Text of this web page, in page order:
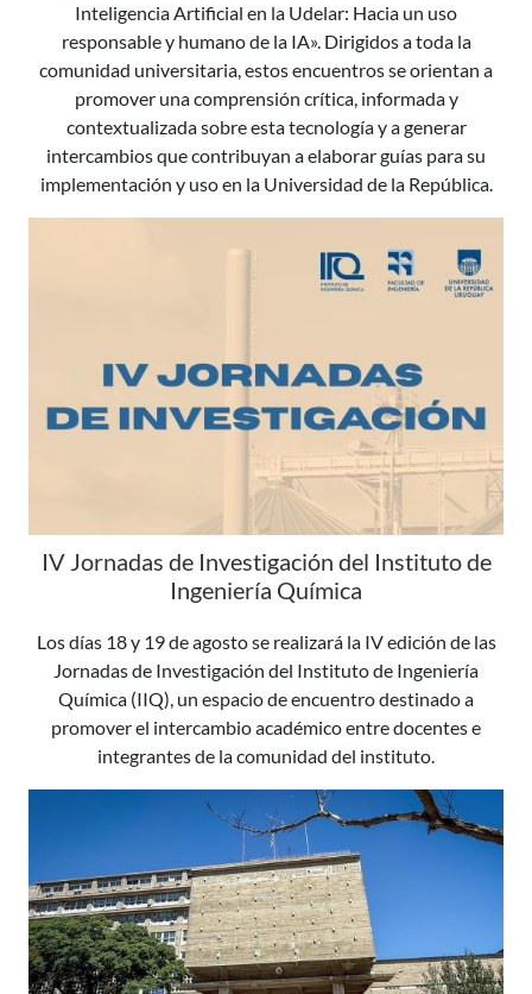
Inteligencia Artificial en la Udelar: Hacia un uso
responsable y humano de la IA». Dirigidos a toda la
comunidad universitaria, estos encuentros se orientan a
promover una comprensión crítica, informada y
contextualizada sobre esta tecnología y a generar
intercambios que contribuyan a elaborar guías para su
implementación y uso en la Universidad de la República.
IV Jornadas de Investigación del Instituto de
Ingeniería Química
Los días 18 y 19 de agosto se realizará la IV edición de las
Jornadas de Investigación del Instituto de Ingeniería
Química (IIQ), un espacio de encuentro destinado a
promover el intercambio académico entre docentes e
integrantes de la comunidad del instituto.